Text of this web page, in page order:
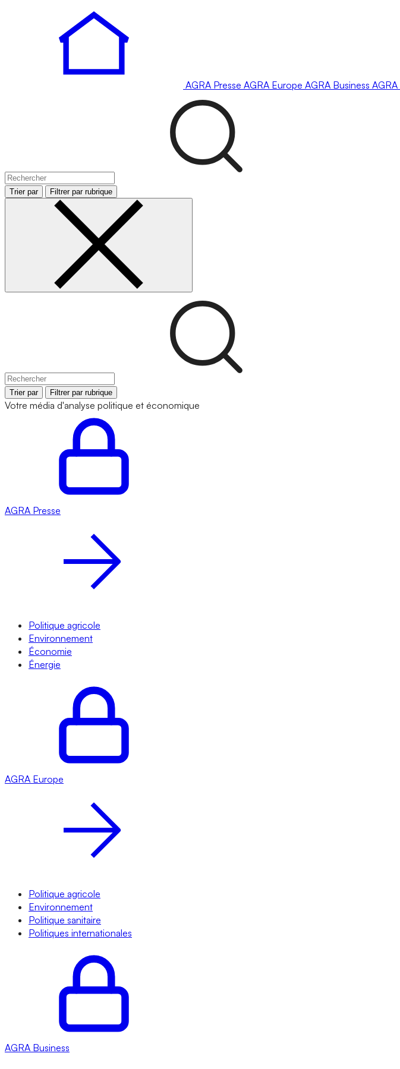
AGRA Presse AGRA Europe AGRA Business AGRA
Trier par Filtrer par rubrique
Trier par Filtrer par rubrique
Votre média d'analyse politique et économique
AGRA Presse
Politique agricole
Environnement
Économie
Énergie
AGRA Europe
Politique agricole
Environnement
Politique sanitaire
Politiques internationales
AGRA Business